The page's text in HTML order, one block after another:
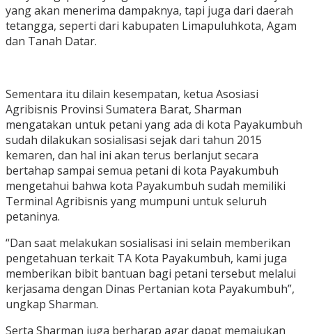
yang akan menerima dampaknya, tapi juga dari daerah
tetangga, seperti dari kabupaten Limapuluhkota, Agam
dan Tanah Datar.
Sementara itu dilain kesempatan, ketua Asosiasi
Agribisnis Provinsi Sumatera Barat, Sharman
mengatakan untuk petani yang ada di kota Payakumbuh
sudah dilakukan sosialisasi sejak dari tahun 2015
kemaren, dan hal ini akan terus berlanjut secara
bertahap sampai semua petani di kota Payakumbuh
mengetahui bahwa kota Payakumbuh sudah memiliki
Terminal Agribisnis yang mumpuni untuk seluruh
petaninya.
“Dan saat melakukan sosialisasi ini selain memberikan
pengetahuan terkait TA Kota Payakumbuh, kami juga
memberikan bibit bantuan bagi petani tersebut melalui
kerjasama dengan Dinas Pertanian kota Payakumbuh”,
ungkap Sharman.
Serta Sharman juga berharap agar dapat memajukan